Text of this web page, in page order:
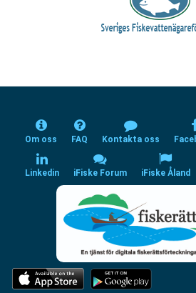
Om oss FAQ Kontakta oss
Linkedin iFiske Forum iFiske Åland